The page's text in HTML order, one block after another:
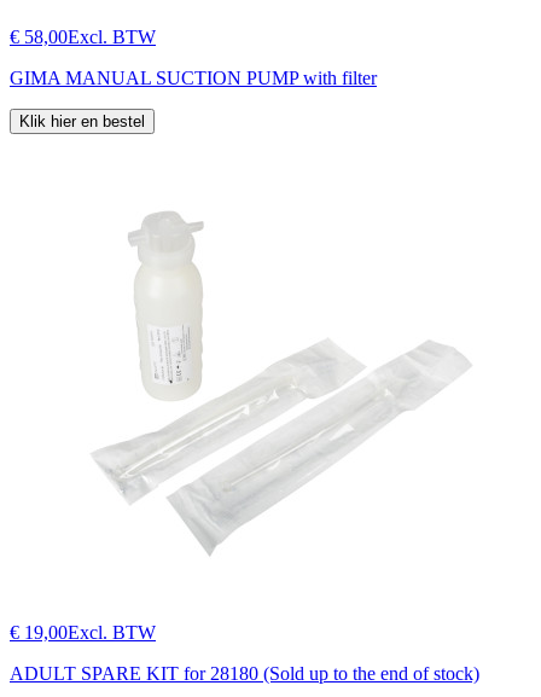
€ 58,00Excl. BTW
GIMA MANUAL SUCTION PUMP with filter
Klik hier en bestel
€ 19,00Excl. BTW
ADULT SPARE KIT for 28180 (Sold up to the end of stock)